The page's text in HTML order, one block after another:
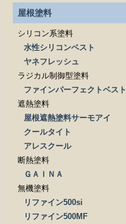
屋根塗料
シリコン系塗料
水性シリコンベスト
ヤネフレッシュ
ラジカル制御型塗料
ファインパーフェクトベスト
遮熱塗料
屋根遮熱塗料サーモアイ
クールタイト
アレスクール
断熱塗料
ＧＡＩＮＡ
無機塗料
リファイン500si
リファイン500MF